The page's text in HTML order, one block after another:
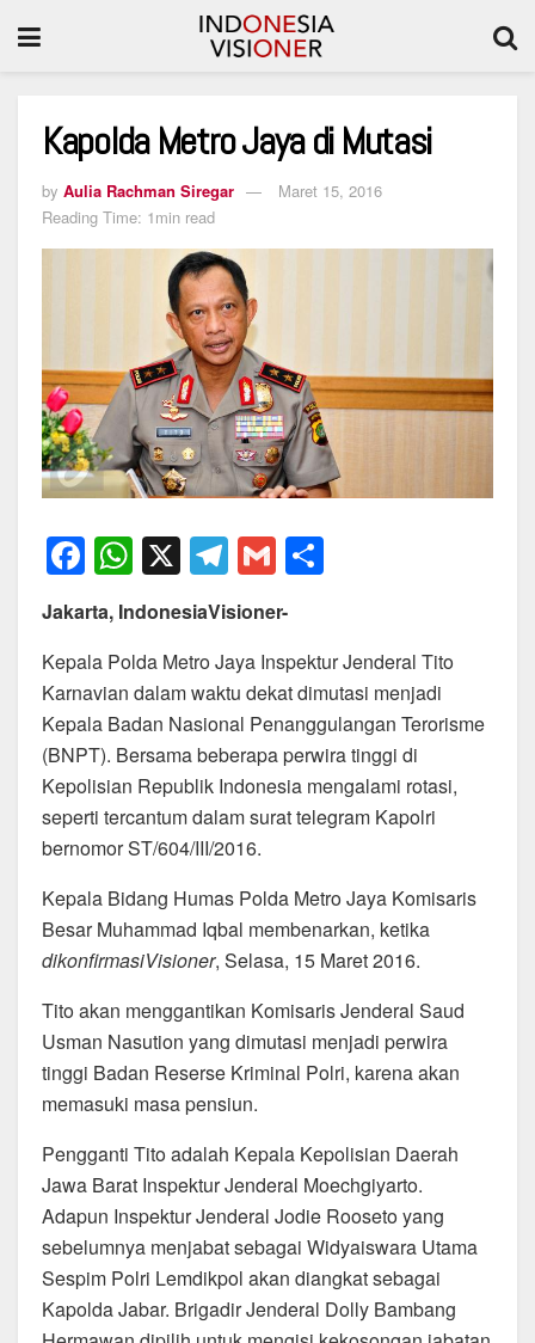
Kapolda Metro Jaya di Mutasi
by Aulia Rachman Siregar
Maret 15, 2016
Reading Time: 1min read
F
a
c
e
b
o
o
k
W
h
at
s
A
p
p
X T
el
e
gr
a
m
G
m
ail
e
Jakarta, IndonesiaVisioner-
Kepala Polda Metro Jaya Inspektur Jenderal Tito
Karnavian dalam waktu dekat dimutasi menjadi
Kepala Badan Nasional Penanggulangan Terorisme
(BNPT). Bersama beberapa perwira tinggi di
Kepolisian Republik Indonesia mengalami rotasi,
seperti tercantum dalam surat telegram Kapolri
bernomor ST/604/III/2016.
Kepala Bidang Humas Polda Metro Jaya Komisaris
Besar Muhammad Iqbal membenarkan, ketika
dikonfirmasiVisioner, Selasa, 15 Maret 2016.
Tito akan menggantikan Komisaris Jenderal Saud
Usman Nasution yang dimutasi menjadi perwira
tinggi Badan Reserse Kriminal Polri, karena akan
memasuki masa pensiun.
Pengganti Tito adalah Kepala Kepolisian Daerah
Jawa Barat Inspektur Jenderal Moechgiyarto.
Adapun Inspektur Jenderal Jodie Rooseto yang
sebelumnya menjabat sebagai Widyaiswara Utama
Sespim Polri Lemdikpol akan diangkat sebagai
Kapolda Jabar. Brigadir Jenderal Dolly Bambang